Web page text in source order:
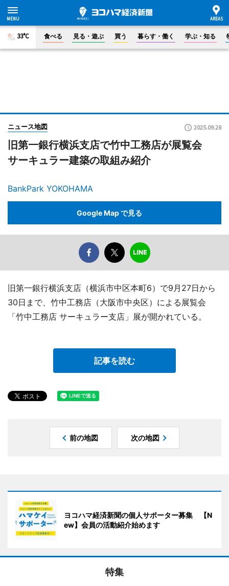
33°C 食べる 見る・遊ぶ 買う 暮らす・働く 学ぶ・知る
ニュース地図 2025.09.28
旧第一銀行横浜支店で竹中工務店が展覧会
サーキュラー建築の取組み紹介
BankPark YOKOHAMA
Google Map で見る
旧第一銀行横浜支店（横浜市中区本町6）で9月27日から
30日まで、竹中工務店（大阪市中央区）による展覧会
「竹中工務店 サーキュラー支店」展が開かれている。
記事を読む
前の地図 次の地図
ヨコハマ経済新聞の個人サポーター募集 【N
ew】会員の活動紹介始めます
特集